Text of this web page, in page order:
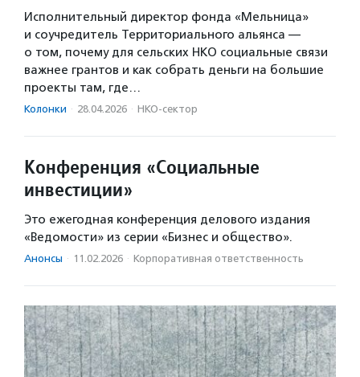
Исполнительный директор фонда «Мельница»
и соучредитель Территориального альянса —
о том, почему для сельских НКО социальные связи
важнее грантов и как собрать деньги на большие
проекты там, где…
Колонки · 28.04.2026 · НКО-сектор
Конференция «Социальные
инвестиции»
Это ежегодная конференция делового издания
«Ведомости» из серии «Бизнес и общество».
Анонсы · 11.02.2026 · Корпоративная ответственность